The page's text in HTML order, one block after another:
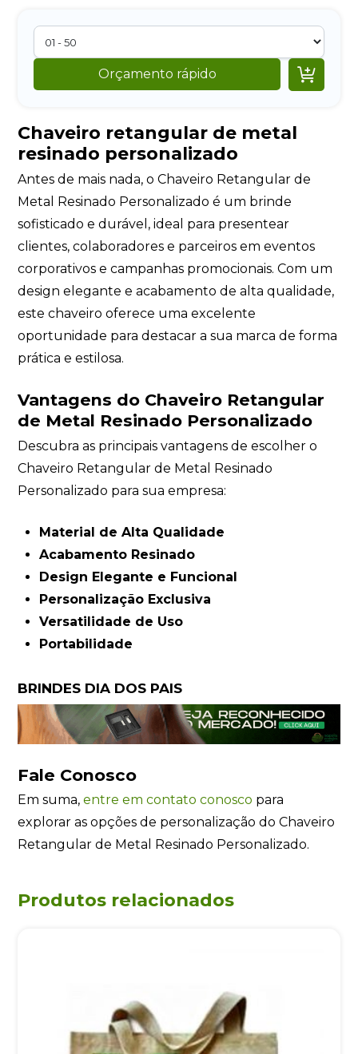
Orçamento rápido 
Chaveiro retangular de metal
resinado personalizado
Antes de mais nada, o Chaveiro Retangular de
Metal Resinado Personalizado é um brinde
sofisticado e durável, ideal para presentear
clientes, colaboradores e parceiros em eventos
corporativos e campanhas promocionais. Com um
design elegante e acabamento de alta qualidade,
este chaveiro oferece uma excelente
oportunidade para destacar a sua marca de forma
prática e estilosa.
Vantagens do Chaveiro Retangular
de Metal Resinado Personalizado
Descubra as principais vantagens de escolher o
Chaveiro Retangular de Metal Resinado
Personalizado para sua empresa:
Material de Alta Qualidade
Acabamento Resinado
Design Elegante e Funcional
Personalização Exclusiva
Versatilidade de Uso
Portabilidade
BRINDES DIA DOS PAIS
Fale Conosco
Em suma,entre em contato conosco para
explorar as opções de personalização do Chaveiro
Retangular de Metal Resinado Personalizado.
Produtos relacionados